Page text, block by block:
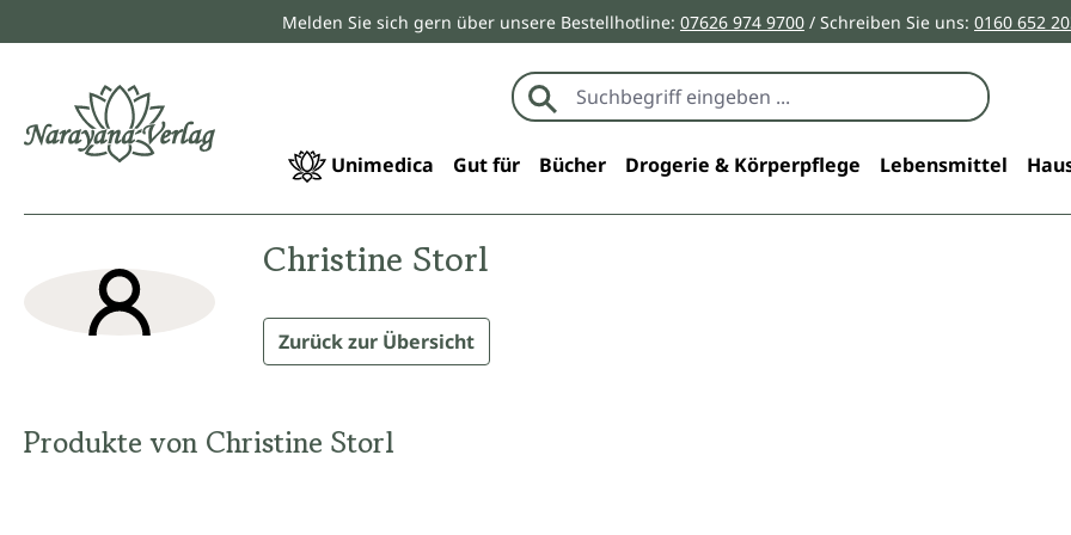
Zur Hauptnavigation springenMelden Sie sich gern über unsere Bestellhotline: 07626 974 9700 / Schreiben Sie uns: 0160 652
Unimedica Gut für Bücher Drogerie & Körperpflege Lebensmittel
Christine Storl
Zurück zur Übersicht
Produkte von Christine Storl